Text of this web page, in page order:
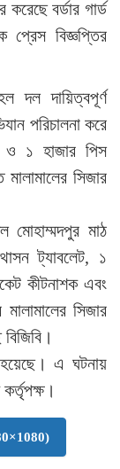
বর্ডার গার্ড
প্রেস বিজ্ঞপ্তির
দল দায়িত্বপূর্ণ
পরিচালনা করে
ও ১ হাজার পিস
সিজার
মোহাম্মদপুর মাঠ
ট্যাবলেট, ১
কীটনাশক এবং
সিজার
হয়েছে। এ ঘটনায়
কর্তৃপক্ষ।